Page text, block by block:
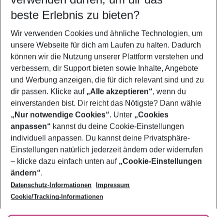
5-8 Nächte
2 Erwachsene Keine Kinder
Mehr Filter anzeigen
Footer
Footer navigation
Über uns
AGB
Bestpreisgarantie
Cookie-Einstellungen ändern
Cookie-Richtlinie
Agenturbetreuung
Barrierefreies Reisen
Folge uns
beste Erlebnis zu bieten?
Wir verwenden Cookies und ähnliche Technologien, um
unsere Webseite für dich am Laufen zu halten. Dadurch
können wir die Nutzung unserer Plattform verstehen und
verbessern, dir Support bieten sowie Inhalte, Angebote
und Werbung anzeigen, die für dich relevant sind und zu
dir passen. Klicke auf „Alle akzeptieren“, wenn du
einverstanden bist. Dir reicht das Nötigste? Dann wähle
„Nur notwendige Cookies“. Unter „Cookies
anpassen“ kannst du deine Cookie-Einstellungen
individuell anpassen. Du kannst deine Privatsphäre-
Einstellungen natürlich jederzeit ändern oder widerrufen
– klicke dazu einfach unten auf „Cookie-Einstellungen
ändern“.
Datenschutz-Informationen
Impressum
Cookie/Tracking-Informationen